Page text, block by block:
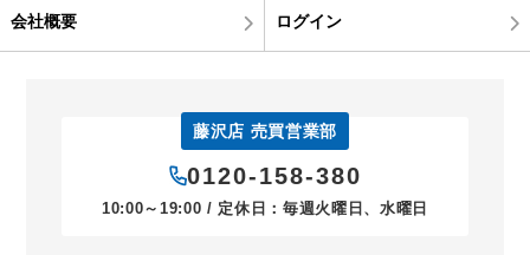
会社概要 ログイン
藤沢店 売買営業部
0120-158-380
10:00～19:00 / 定休日：毎週火曜日、水曜日